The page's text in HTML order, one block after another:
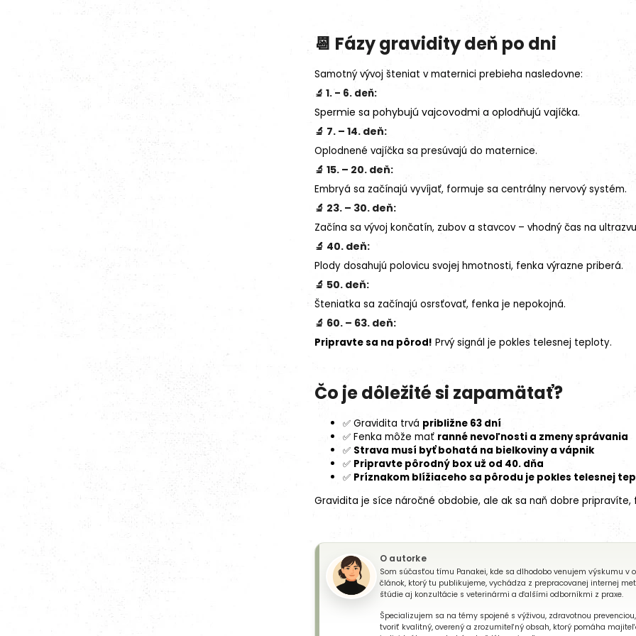
📆 Fázy gravidity deň po dni
Samotný vývoj šteniat v maternici prebieha nasledovne:
🔬 1. – 6. deň:
Spermie sa pohybujú vajcovodmi a oplodňujú vajíčka.
🔬 7. – 14. deň:
Oplodnené vajíčka sa presúvajú do maternice.
🔬 15. – 20. deň:
Embryá sa začínajú vyvíjať, formuje sa centrálny nervový systém.
🔬 23. – 30. deň:
Začína sa vývoj končatín, zubov a stavcov – vhodný čas na
🔬 40. deň:
Plody dosahujú polovicu svojej hmotnosti, fenka výrazne priberá.
🔬 50. deň:
Šteniatka sa začínajú osrsťovať, fenka je nepokojná.
🔬 60. – 63. deň:
Pripravte sa na pôrod! Prvý signál je pokles telesnej teploty.
Čo je dôležité si zapamätať?
✅ Gravidita trvá približne 63 dní
✅ Fenka môže mať ranné nevoľnosti a zmeny správania
✅ Strava musí byť bohatá na bielkoviny a vápnik
✅ Pripravte pôrodný box už od 40. dňa
✅ Príznakom blížiaceho sa pôrodu je pokles telesnej
Gravidita je síce náročné obdobie, ale ak sa naň dobre
O autorke
Som súčasťou tímu Panakei, kde sa dlhodobo venujem výskumu v
článok, ktorý tu publikujeme, vychádza z prepracovanej internej
štúdie aj konzultácie s veterinármi a ďalšími odborníkmi z praxe.
Špecializujem sa na témy spojené s výživou, zdravotnou
tvoriť kvalitný, overený a zrozumiteľný obsah, ktorý pomáha